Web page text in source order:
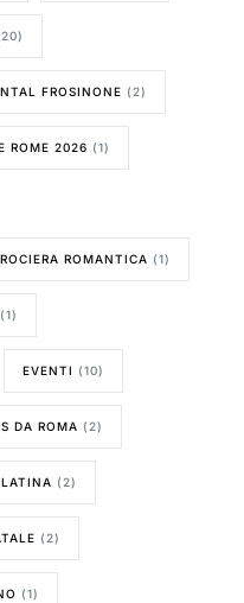
FROSINONE (2)
ROME 2026 (1)
ROMANTICA (1)
(1)
EVENTI (10)
DA ROMA (2)
LATINA (2)
(2)
(1)